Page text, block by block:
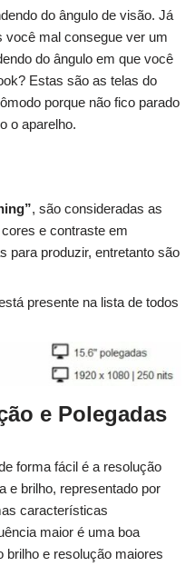
do ângulo de visão. Já
você mal consegue ver um
do ângulo em que você
Estas são as telas do
porque não fico parado
o aparelho.
, são consideradas as
e contraste em
para produzir, entretanto são
presente na lista de todos
e Polegadas
forma fácil é a resolução
e brilho, representado por
características
maior é uma boa
brilho e resolução maiores